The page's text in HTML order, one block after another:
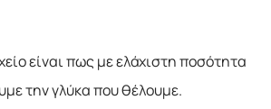
είναι πως με ελάχιστη ποσότητα
την γλύκα που θέλουμε.